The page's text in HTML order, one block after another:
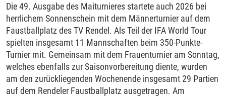
Die 49. Ausgabe des Maiturnieres startete auch 2026 bei
herrlichem Sonnenschein mit dem Männerturnier auf dem
Faustballplatz des TV Rendel. Als Teil der IFA World Tour
spielten insgesamt 11 Mannschaften beim 350-Punkte-
Turnier mit. Gemeinsam mit dem Frauenturnier am Sonntag,
welches ebenfalls zur Saisonvorbereitung diente, wurden
am den zurückliegenden Wochenende insgesamt 29 Partien
auf dem Rendeler Faustballplatz ausgetragen. Am